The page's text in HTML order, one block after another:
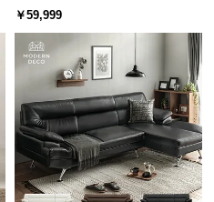
ファ ル・コルビジェ LC2 名作 リ
￥59,999